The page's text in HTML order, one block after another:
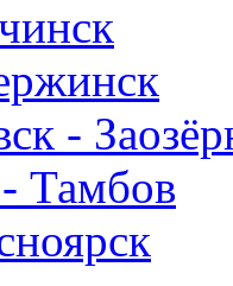
-
Тамбов